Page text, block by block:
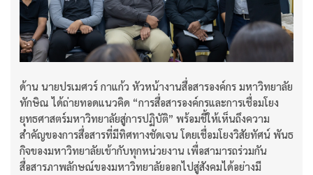
ด้าน นายปรเมศวร์ กาแก้ว หัวหน้างานสื่อสารองค์กร มหาวิทยาลัย
ทักษิณ ได้ถ่ายทอดแนวคิด “การสื่อสารองค์กรและการเชื่อมโยง
ยุทธศาสตร์มหาวิทยาลัยสู่การปฏิบัติ” พร้อมชี้ให้เห็นถึงความ
สำคัญของการสื่อสารที่มีทิศทางชัดเจน โดยเชื่อมโยงวิสัยทัศน์ พันธ
กิจของมหาวิทยาลัยเข้ากับทุกหน่วยงาน เพื่อสามารถร่วมกัน
สื่อสารภาพลักษณ์ของมหาวิทยาลัยออกไปสู่สังคมได้อย่างมี